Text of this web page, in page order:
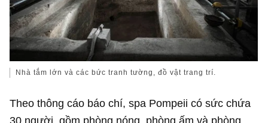
Nhà tắm lớn và các bức tranh tường, đồ vật trang trí.
Theo thông cáo báo chí, spa Pompeii có sức chứa
30 người, gồm phòng nóng, phòng ấm và phòng